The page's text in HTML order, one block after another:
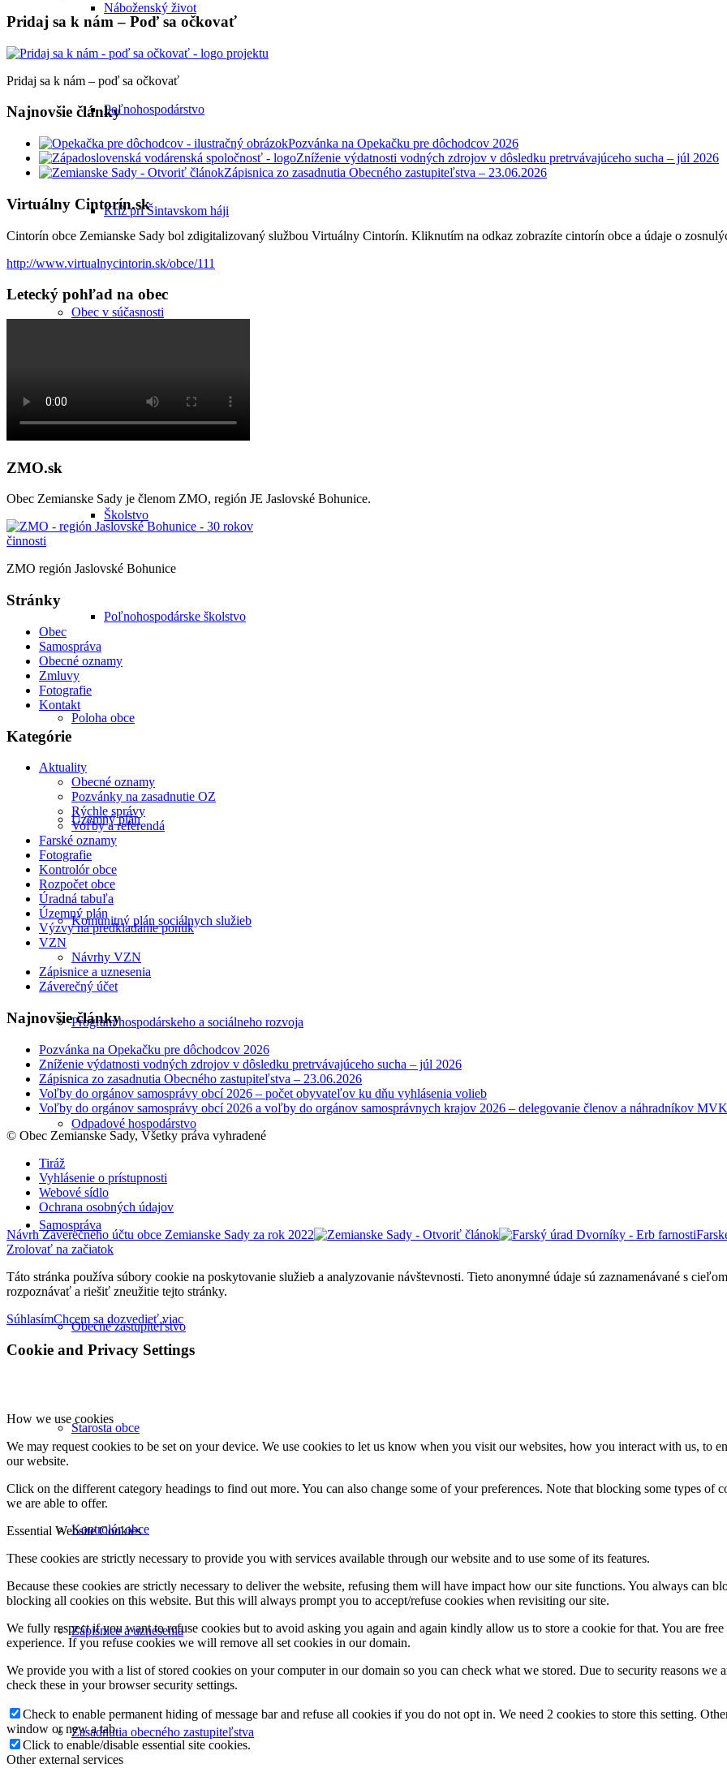
Náboženský život
Poľnohospodárstvo
Kríž pri Šintavskom háji
Obec v súčasnosti
Školstvo
Poľnohospodárske školstvo
Poloha obce
Územný plán
Komunitný plán sociálnych služieb
Program hospodárskeho a sociálneho rozvoja
Odpadové hospodárstvo
Samospráva
Obecné zastupiteľstvo
Starosta obce
Kontrolór obce
Zápisnice a uznesenia
Zasadnutia obecného zastupiteľstva
Pridaj sa k nám – Poď sa očkovať
Pridaj sa k nám – poď sa očkovať
Najnovšie články
Pozvánka na Opekačku pre dôchodcov 2026
Zníženie výdatnosti vodných zdrojov v dôsledku pretrvávajúceho sucha – júl 2026
Zápisnica zo zasadnutia Obecného zastupiteľstva – 23.06.2026
Virtuálny Cintorín.sk
Cintorín obce Zemianske Sady bol zdigitalizovaný službou Virtuálny Cintorín. Kliknutím na odkaz zobrazíte cintorín obce a údaje o
http://www.virtualnycintorin.sk/obce/111
Letecký pohľad na obec
ZMO.sk
Obec Zemianske Sady je členom ZMO, región JE Jaslovské Bohunice.
ZMO región Jaslovské Bohunice
Stránky
Obec
Samospráva
Obecné oznamy
Zmluvy
Fotografie
Kontakt
Kategórie
Aktuality
Obecné oznamy
Pozvánky na zasadnutie OZ
Rýchle správy
Voľby a referendá
Farské oznamy
Fotografie
Kontrolór obce
Rozpočet obce
Úradná tabuľa
Územný plán
Výzvy na predkladanie ponúk
VZN
Návrhy VZN
Zápisnice a uznesenia
Záverečný účet
Najnovšie články
Pozvánka na Opekačku pre dôchodcov 2026
Zníženie výdatnosti vodných zdrojov v dôsledku pretrvávajúceho sucha – júl 2026
Zápisnica zo zasadnutia Obecného zastupiteľstva – 23.06.2026
Voľby do orgánov samosprávy obcí 2026 – počet obyvateľov ku dňu vyhlásenia volieb
Voľby do orgánov samosprávy obcí 2026 a voľby do orgánov samosprávnych krajov 2026 – delegovanie členov a náhradníkov MVK
© Obec Zemianske Sady, Všetky práva vyhradené
Tiráž
Vyhlásenie o prístupnosti
Webové sídlo
Ochrana osobných údajov
Návrh Záverečného účtu obce Zemianske Sady za rok 2022
Zrolovať na začiatok
Táto stránka používa súbory cookie na poskytovanie služieb a analyzovanie návštevnosti. Tieto anonymné údaje sú zaznamenávané s
rozpoznávať a riešiť zneužitie tejto stránky.
SúhlasímChcem sa dozvedieť viac
Cookie and Privacy Settings
How we use cookies
We may request cookies to be set on your device. We use cookies to let us know when you visit our websites, how you interact with us, to
our website.
Click on the different category headings to find out more. You can also change some of your preferences. Note that blocking some types of
we are able to offer.
Essential Website Cookies
These cookies are strictly necessary to provide you with services available through our website and to use some of its features.
Because these cookies are strictly necessary to deliver the website, refusing them will have impact how our site functions. You always can
blocking all cookies on this website. But this will always prompt you to accept/refuse cookies when revisiting our site.
We fully respect if you want to refuse cookies but to avoid asking you again and again kindly allow us to store a cookie for that. You are
experience. If you refuse cookies we will remove all set cookies in our domain.
We provide you with a list of stored cookies on your computer in our domain so you can check what we stored. Due to security reasons
check these in your browser security settings.
Check to enable permanent hiding of message bar and refuse all cookies if you do not opt in. We need 2 cookies to store this setting.
window or new a tab.
Click to enable/disable essential site cookies.
Other external services